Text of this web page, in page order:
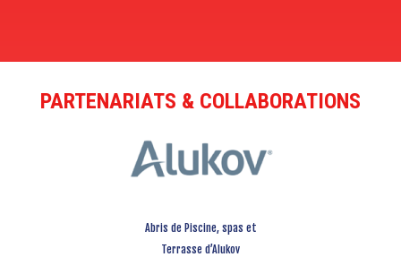
PARTENARIATS & COLLABORATIONS
Abris de Piscine, spas et
Terrasse d’Alukov